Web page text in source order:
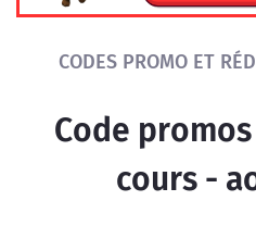
CODES PROMO ET
Code
cours -